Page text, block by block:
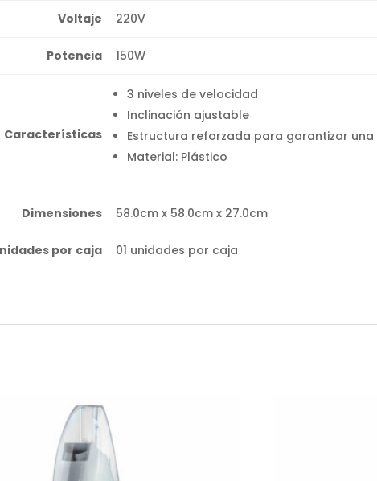
Voltaje 220V
Potencia 150W
Características
3 niveles de velocidad
Inclinación ajustable
Estructura reforzada para garantizar
Material: Plástico
Dimensiones 58.0cm x 58.0cm x 27.0cm
por caja 01 unidades por caja